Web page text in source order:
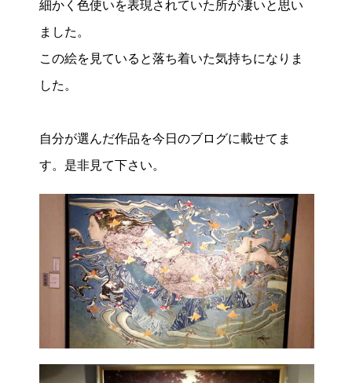
細かく色使いを表現されていた所が凄いと思い
ました。
この絵を見ていると落ち着いた気持ちになりま
した。
自分が選んだ作品を今日のブログに載せてま
す。是非見て下さい。